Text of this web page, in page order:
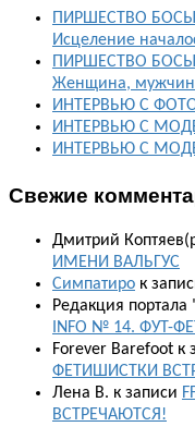
ПИРШЕСТВО
Исцеление
ПИРШЕСТВО
Женщина,
ИНТЕРВЬЮ С
ИНТЕРВЬЮ С
ИНТЕРВЬЮ С
Свежие
Дмитрий
ИМЕНИ ВАЛЬГУС
Симпатиро к
Редакция
INFO № 14. ФУТ-
Forever Barefoot к
ФЕТИШИСТКИ
Лена В. к записи
ВСТРЕЧАЮТСЯ!